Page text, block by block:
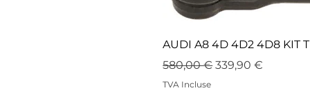
AUDI A8 4D 4D2 4D8 KIT
Prix original
580,00 € Prix
339,90 €
TVA Incluse